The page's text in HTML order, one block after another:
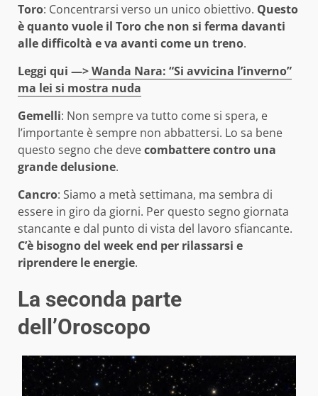
Toro: Concentrarsi verso un unico obiettivo. Questo
è quanto vuole il Toro che non si ferma davanti
alle difficoltà e va avanti come un treno.
Leggi qui —>Wanda Nara: “Si avvicina l’inverno”
ma lei si mostra nuda
Gemelli: Non sempre va tutto come si spera, e
l’importante è sempre non abbattersi. Lo sa bene
questo segno che devecombattere contro una
grande delusione.
Cancro: Siamo a metà settimana, ma sembra di
essere in giro da giorni. Per questo segno giornata
stancante e dal punto di vista del lavoro sfiancante.
C’è bisogno del week end per rilassarsi e
riprendere le energie.
La seconda parte
dell’Oroscopo